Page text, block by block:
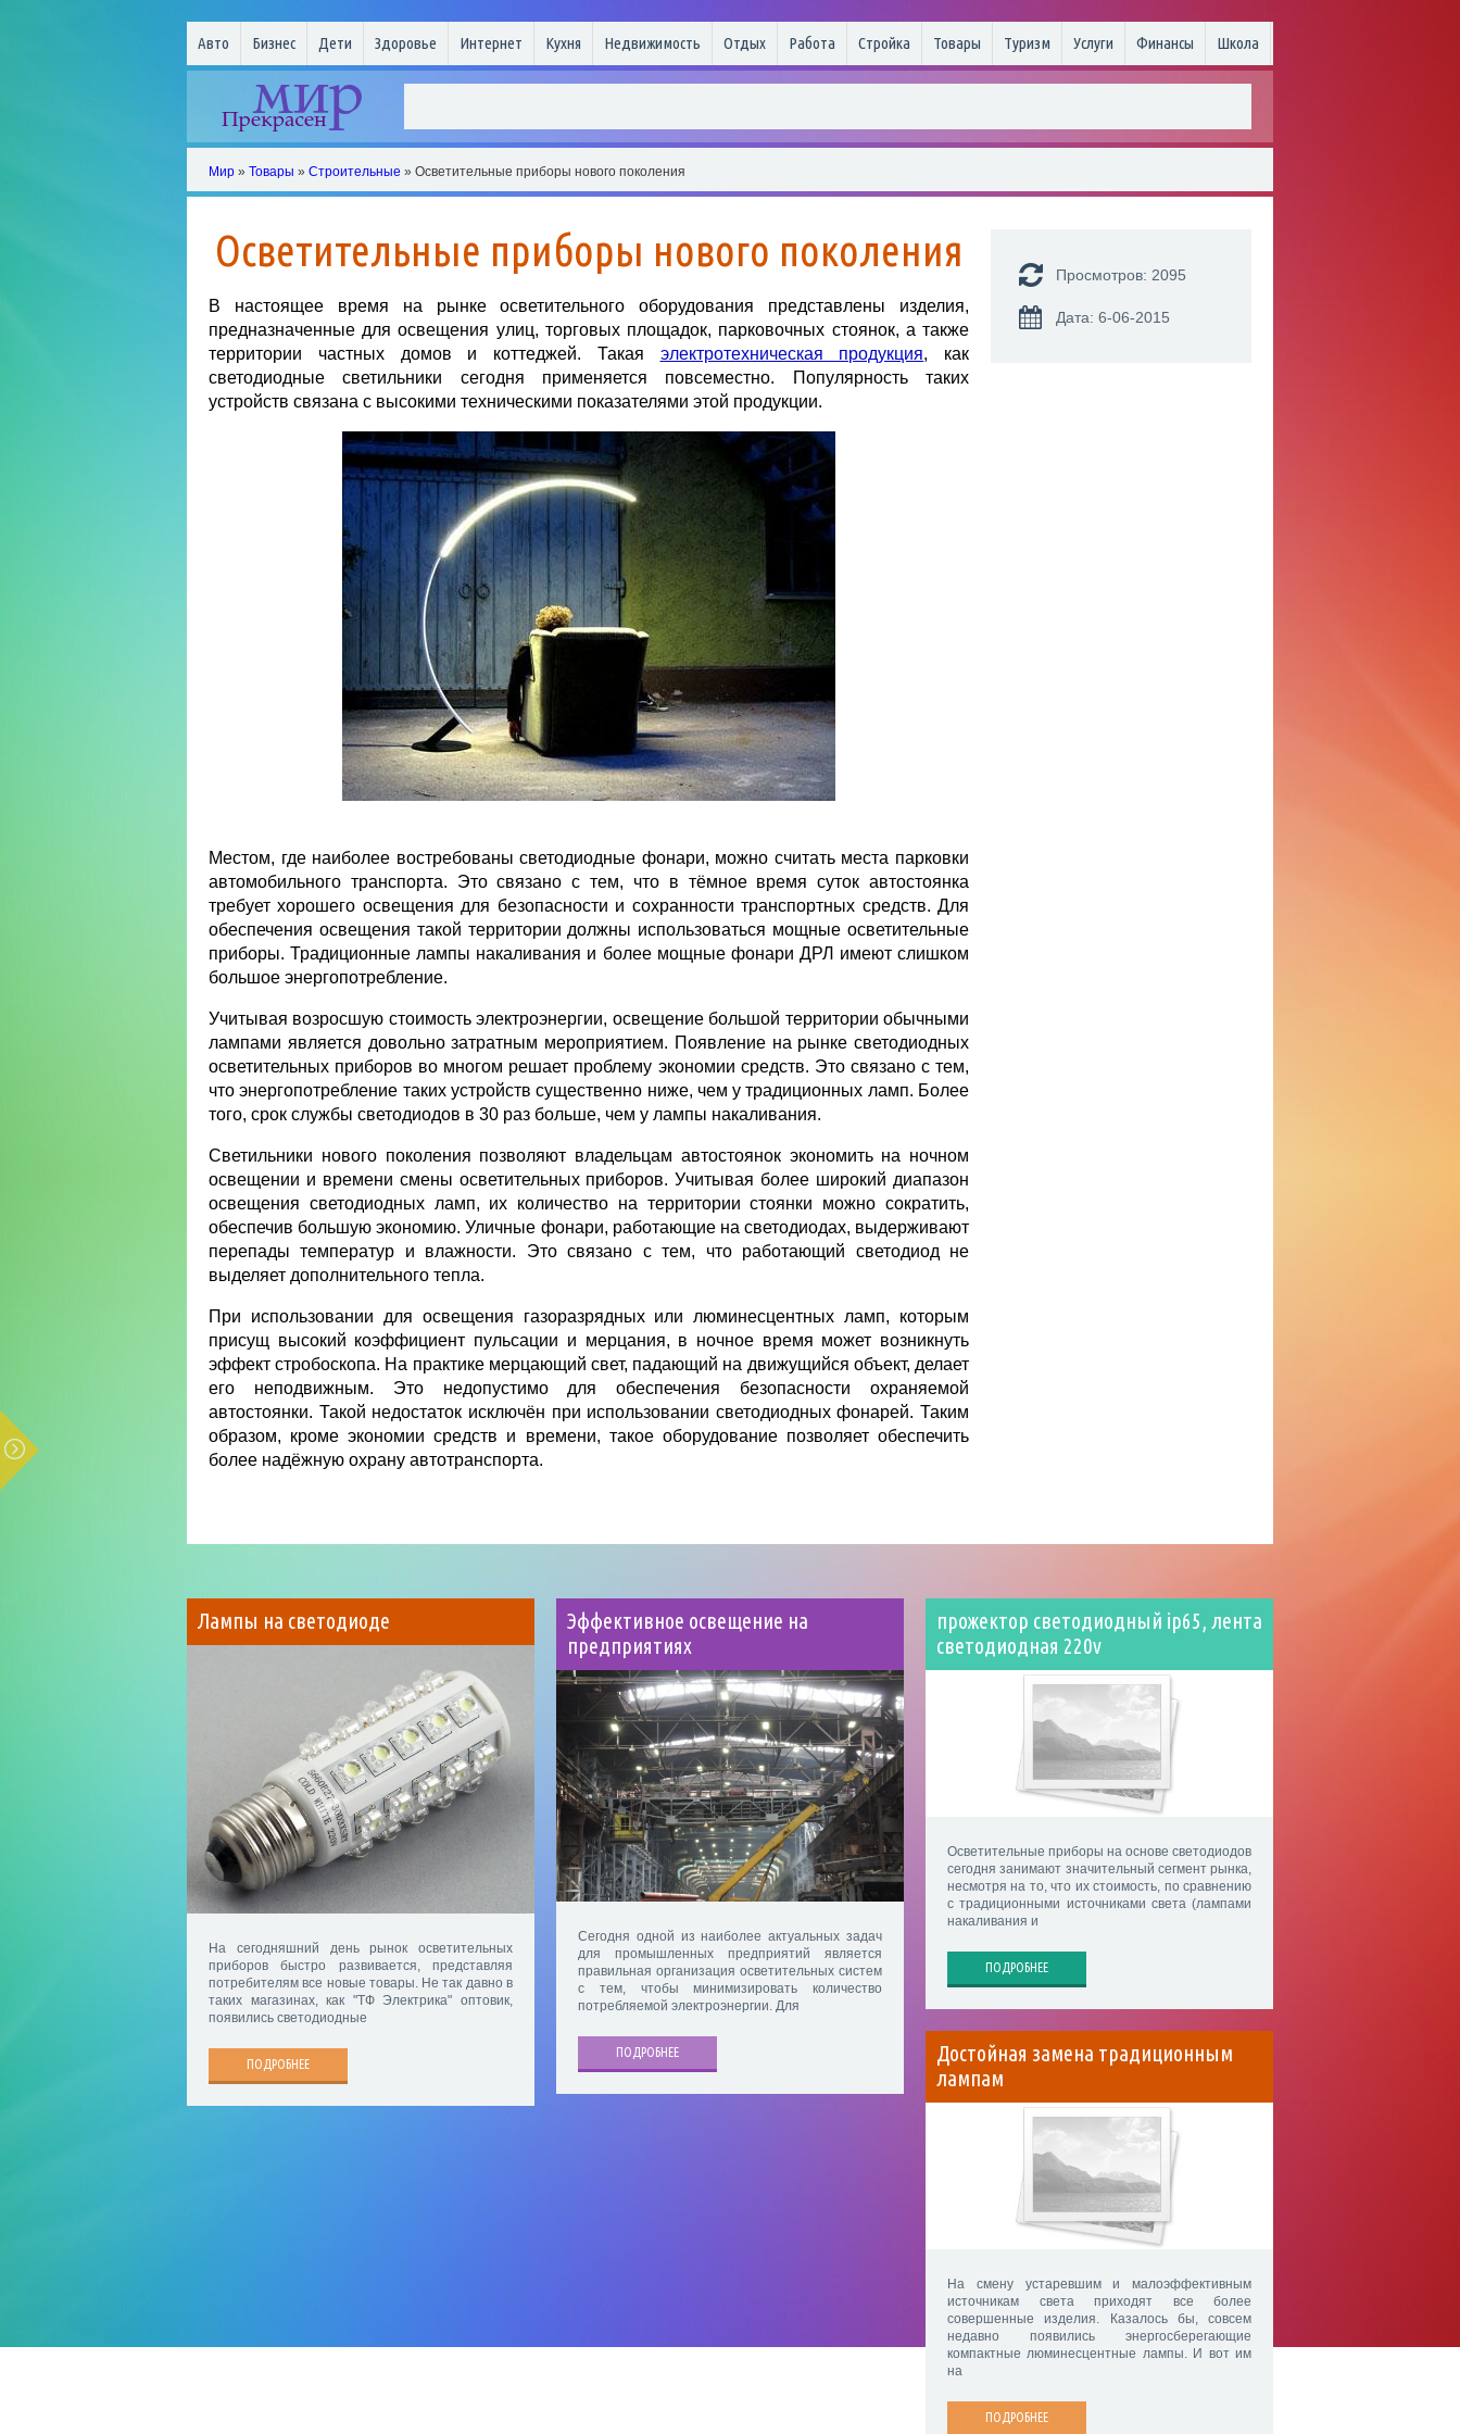
Авто Бизнес Дети Здоровье Интернет Кухня Недвижимость Отдых Работа Стройка Товары Туризм Услуги Финансы Школа
Мир » Товары » Строительные » Осветительные приборы нового поколения
Осветительные приборы нового поколения
В настоящее время на рынке осветительного оборудования представлены изделия,
предназначенные для освещения улиц, торговых площадок, парковочных стоянок, а также
территории частных домов и коттеджей. Такая электротехническая продукция, как
светодиодные светильники сегодня применяется повсеместно. Популярность таких
устройств связана с высокими техническими показателями этой продукции.
Местом, где наиболее востребованы светодиодные фонари, можно считать места парковки
автомобильного транспорта. Это связано с тем, что в тёмное время суток автостоянка
требует хорошего освещения для безопасности и сохранности транспортных средств. Для
обеспечения освещения такой территории должны использоваться мощные осветительные
приборы. Традиционные лампы накаливания и более мощные фонари ДРЛ имеют слишком
большое энергопотребление.
Учитывая возросшую стоимость электроэнергии, освещение большой территории обычными
лампами является довольно затратным мероприятием. Появление на рынке светодиодных
осветительных приборов во многом решает проблему экономии средств. Это связано с тем,
что энергопотребление таких устройств существенно ниже, чем у традиционных ламп. Более
того, срок службы светодиодов в 30 раз больше, чем у лампы накаливания.
Светильники нового поколения позволяют владельцам автостоянок экономить на ночном
освещении и времени смены осветительных приборов. Учитывая более широкий диапазон
освещения светодиодных ламп, их количество на территории стоянки можно сократить,
обеспечив большую экономию. Уличные фонари, работающие на светодиодах, выдерживают
перепады температур и влажности. Это связано с тем, что работающий светодиод не
выделяет дополнительного тепла.
При использовании для освещения газоразрядных или люминесцентных ламп, которым
присущ высокий коэффициент пульсации и мерцания, в ночное время может возникнуть
эффект стробоскопа. На практике мерцающий свет, падающий на движущийся объект, делает
его неподвижным. Это недопустимо для обеспечения безопасности охраняемой
автостоянки. Такой недостаток исключён при использовании светодиодных фонарей. Таким
образом, кроме экономии средств и времени, такое оборудование позволяет обеспечить
более надёжную охрану автотранспорта.
Просмотров: 2095
Дата: 6-06-2015
Лампы на светодиоде
На сегодняшний день рынок осветительных
приборов быстро развивается, представляя
потребителям все новые товары. Не так давно в
таких магазинах, как "ТФ Электрика" оптовик,
появились светодиодные
ПОДРОБНЕЕ
Эффективное освещение на
предприятиях
Сегодня одной из наиболее актуальных задач
для промышленных предприятий является
правильная организация осветительных систем
с тем, чтобы минимизировать количество
потребляемой электроэнергии. Для
ПОДРОБНЕЕ
прожектор светодиодный ip65, лента
светодиодная 220v
Осветительные приборы на основе светодиодов
сегодня занимают значительный сегмент рынка,
несмотря на то, что их стоимость, по сравнению
с традиционными источниками света (лампами
накаливания и
ПОДРОБНЕЕ
Достойная замена традиционным
лампам
На смену устаревшим и малоэффективным
источникам света приходят все более
совершенные изделия. Казалось бы, совсем
недавно появились энергосберегающие
компактные люминесцентные лампы. И вот им
на
ПОДРОБНЕЕ